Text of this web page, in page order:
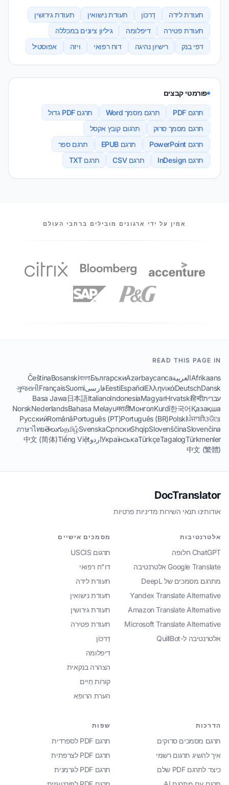
תעודת לידה דַרכּוֹן תעודת נישואין
תעודת גירושין
תעודת פטירה
דיפלומה
גיליון ציונים במכללה
דפי בנק
רישיון נהיגה דוח רפואי ויזה אפוסטיל
פורמטי קבצים
תרגם PDF תרגם מסמך Word
תרגם PDF גדול
תרגם מסמך סרוק
תרגום קובץ אקסל
תרגם PowerPoint
תרגם EPUB
תרגם ספר
תרגם InDesign
תרגם CSV תרגם TXT
השותפים שלנואמין על ידי ארגונים מובילים ברחבי העולם
READ THIS PAGE IN
AfrikaansالعربيةAzərbaycanca
Български
বাংলা
Bosanski
Čeština
Dansk
Deutsch
Ελληνικά
Español
EestiفارسیSuomi
Français
ગુજરાતી
עבריתहिन्दी
Hrvatski
Magyar
Indonesia
Italiano
日本語
Basa Jawa
Қазақша
한국어
Kurdî
Монгол
मराठी
Bahasa Melayu
Nederlands
Norsk
ଓଡିଆ
ਪੰਜਾਬੀ
Polski
Português (BR)
Português (PT)
Română
Русский
Slovenčina
Slovenščina
Shqip
Српски
Svenska
தமிழ்
తెలుగు
ภาษาไทย
Türkmenler
Tagalog
Türkçe
УкраїнськаاردوTiếng Việt
中文 (简体)
中文 (繁體)
DocTranslator
אודותינו·תנאי השירות·מדיניות פרטיות
אלטרנטיבות
ChatGPT חלופה
Google Translate אלטרנטיבה
מתרגם מסמכים של DeepL
Yandex Translate Alternative
Amazon Translate Alternative
Microsoft Translate Alternative
אלטרנטיבה ל-QuillBot
מסמכים אישיים
תרגום USCIS
דו"ח רפואי
תעודת לידה
תעודת נישואין
תעודת גירושין
תעודת פטירה
דַרכּוֹן
דיפלומה
הצהרה בנקאית
קוֹרוֹת חַיִים
הערת הרופא
הדרכות
תרגם מסמכים סרוקים
איך להשיג תרגום רשמי
כיצד לתרגם PDF שלם
שפות
תרגם PDF לספרדית
תרגם PDF לצרפתית
תרגם PDF לגרמנית